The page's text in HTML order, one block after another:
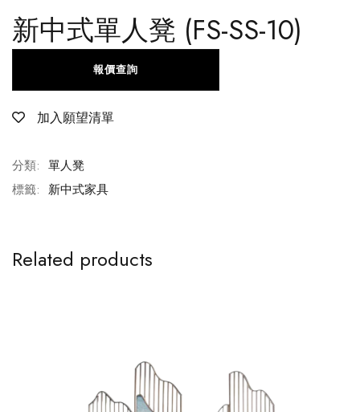
新中式單人凳 (FS-SS-10)
加入願望清單
報價查詢
分類: 單人凳
標籤: 新中式家具
Related products